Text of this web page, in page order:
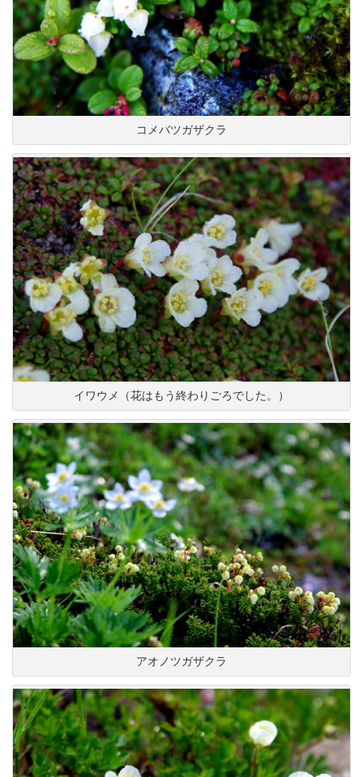
コメバツガザクラ
イワウメ（花はもう終わりごろでした。）
アオノツガザクラ